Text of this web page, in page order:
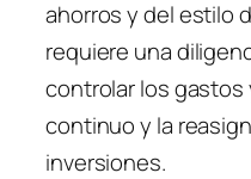
ahorros y del estilo
requiere una
controlar los
continuo y la
inversiones.